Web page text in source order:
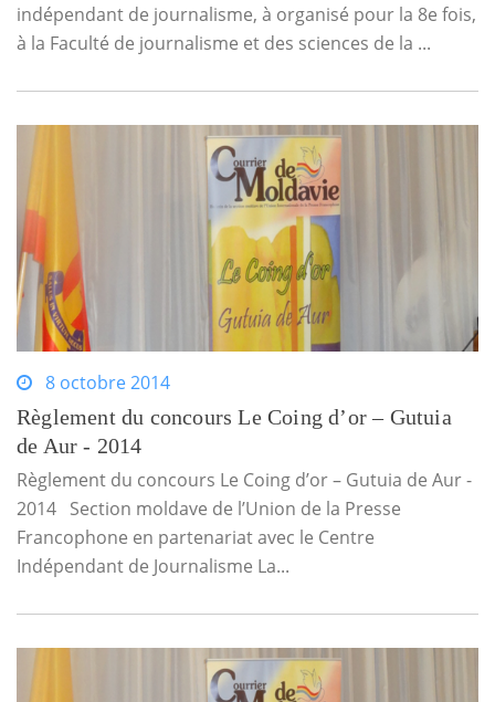
indépendant de journalisme, à organisé pour la 8e fois,
à la Faculté de journalisme et des sciences de la ...
8 octobre 2014
Règlement du concours Le Coing d’or – Gutuia
de Aur - 2014
Règlement du concours Le Coing d’or – Gutuia de Aur -
2014 Section moldave de l’Union de la Presse
Francophone en partenariat avec le Centre
Indépendant de Journalisme La...